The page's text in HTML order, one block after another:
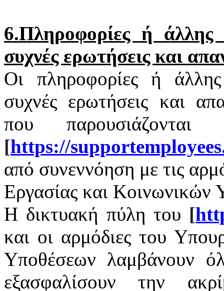
6.Πληροφορίες ή άλλης
συχνές ερωτήσεις και
Οι πληροφορίες ή άλλης
συχνές ερωτήσεις και
που
[https://supportemployees
από συνεννόηση με τις
Εργασίας και Κοινωνικών
Η δικτυακή πύλη του [
και οι αρμόδιες του
Υποθέσεων λαμβάνουν
εξασφαλίσουν την